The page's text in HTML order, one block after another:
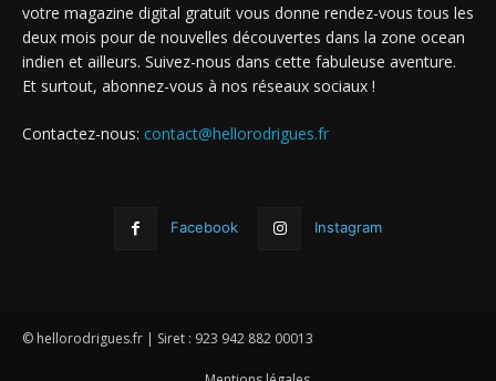
votre magazine digital gratuit vous donne rendez-vous tous les
deux mois pour de nouvelles découvertes dans la zone ocean
indien et ailleurs. Suivez-nous dans cette fabuleuse aventure.
Et surtout, abonnez-vous à nos réseaux sociaux !
Contactez-nous: contact@hellorodrigues.fr
Facebook Instagram
© hellorodrigues.fr | Siret : 923 942 882 00013